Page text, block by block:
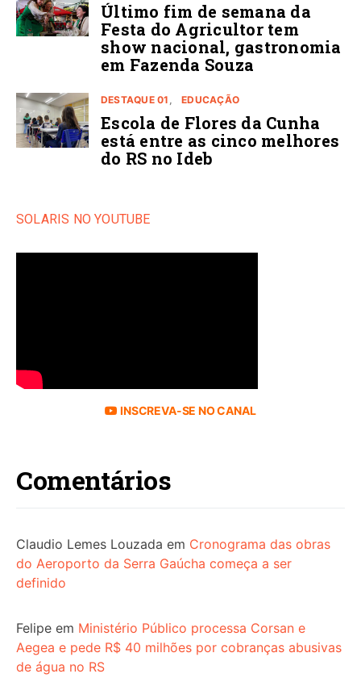
Último fim de semana da
Festa do Agricultor tem
show nacional, gastronomia
em Fazenda Souza
DESTAQUE 01 EDUCAÇÃO
Escola de Flores da Cunha
está entre as cinco melhores
do RS no Ideb
SOLARIS NO YOUTUBE
INSCREVA-SE NO CANAL
Comentários
Claudio Lemes Louzada em Cronograma das obras
do Aeroporto da Serra Gaúcha começa a ser
definido
Felipe em Ministério Público processa Corsan e
Aegea e pede R$ 40 milhões por cobranças abusivas
de água no RS